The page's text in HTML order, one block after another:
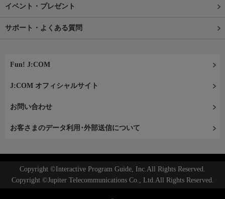
イベント・プレゼント
サポート・よくある質問
Fun! J:COM
J:COM オフィシャルサイト
お問い合わせ
お客さまのデータ利用･外部送信について
Copyright ©Interactive Program Guide, Inc.All Rights Reserved.
Copyright ©Jupiter Telecommunications Co., Ltd.All Rights Reserved.